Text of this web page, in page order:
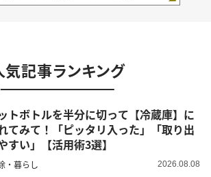
気記事ランキング
トボトルを半分に切って【冷蔵庫】に
てみて！「ピッタリ入った」「取り出
すい」【活用術3選】
・暮らし 2026.08.08